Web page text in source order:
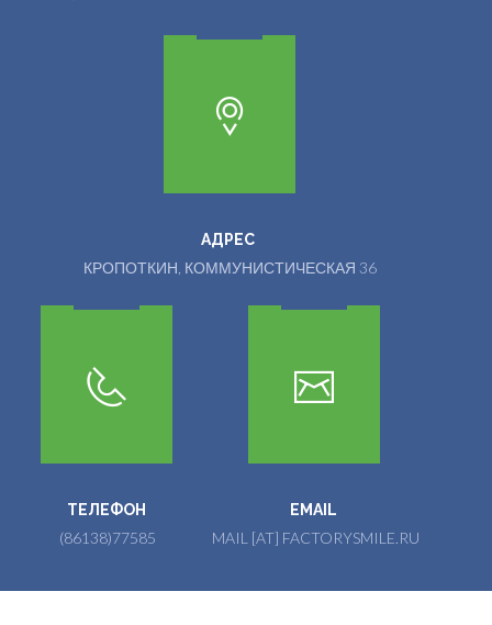
АДРЕС
КРОПОТКИН, КОММУНИСТИЧЕСКАЯ 36
ТЕЛЕФОН
(86138)77585
EMAIL
MAIL [AT] FACTORYSMILE.RU